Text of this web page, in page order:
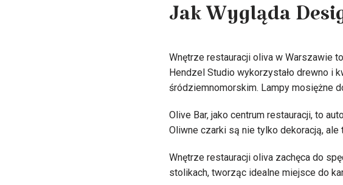
Jak Wygląda
Wnętrze restauracji oliva w Warszawie
Hendzel Studio wykorzystało drewno i
śródziemnomorskim. Lampy mosiężne
Olive Bar, jako centrum restauracji, to
Oliwne czarki są nie tylko dekoracją,
Wnętrze restauracji oliva zachęca do
stolikach, tworząc idealne miejsce do